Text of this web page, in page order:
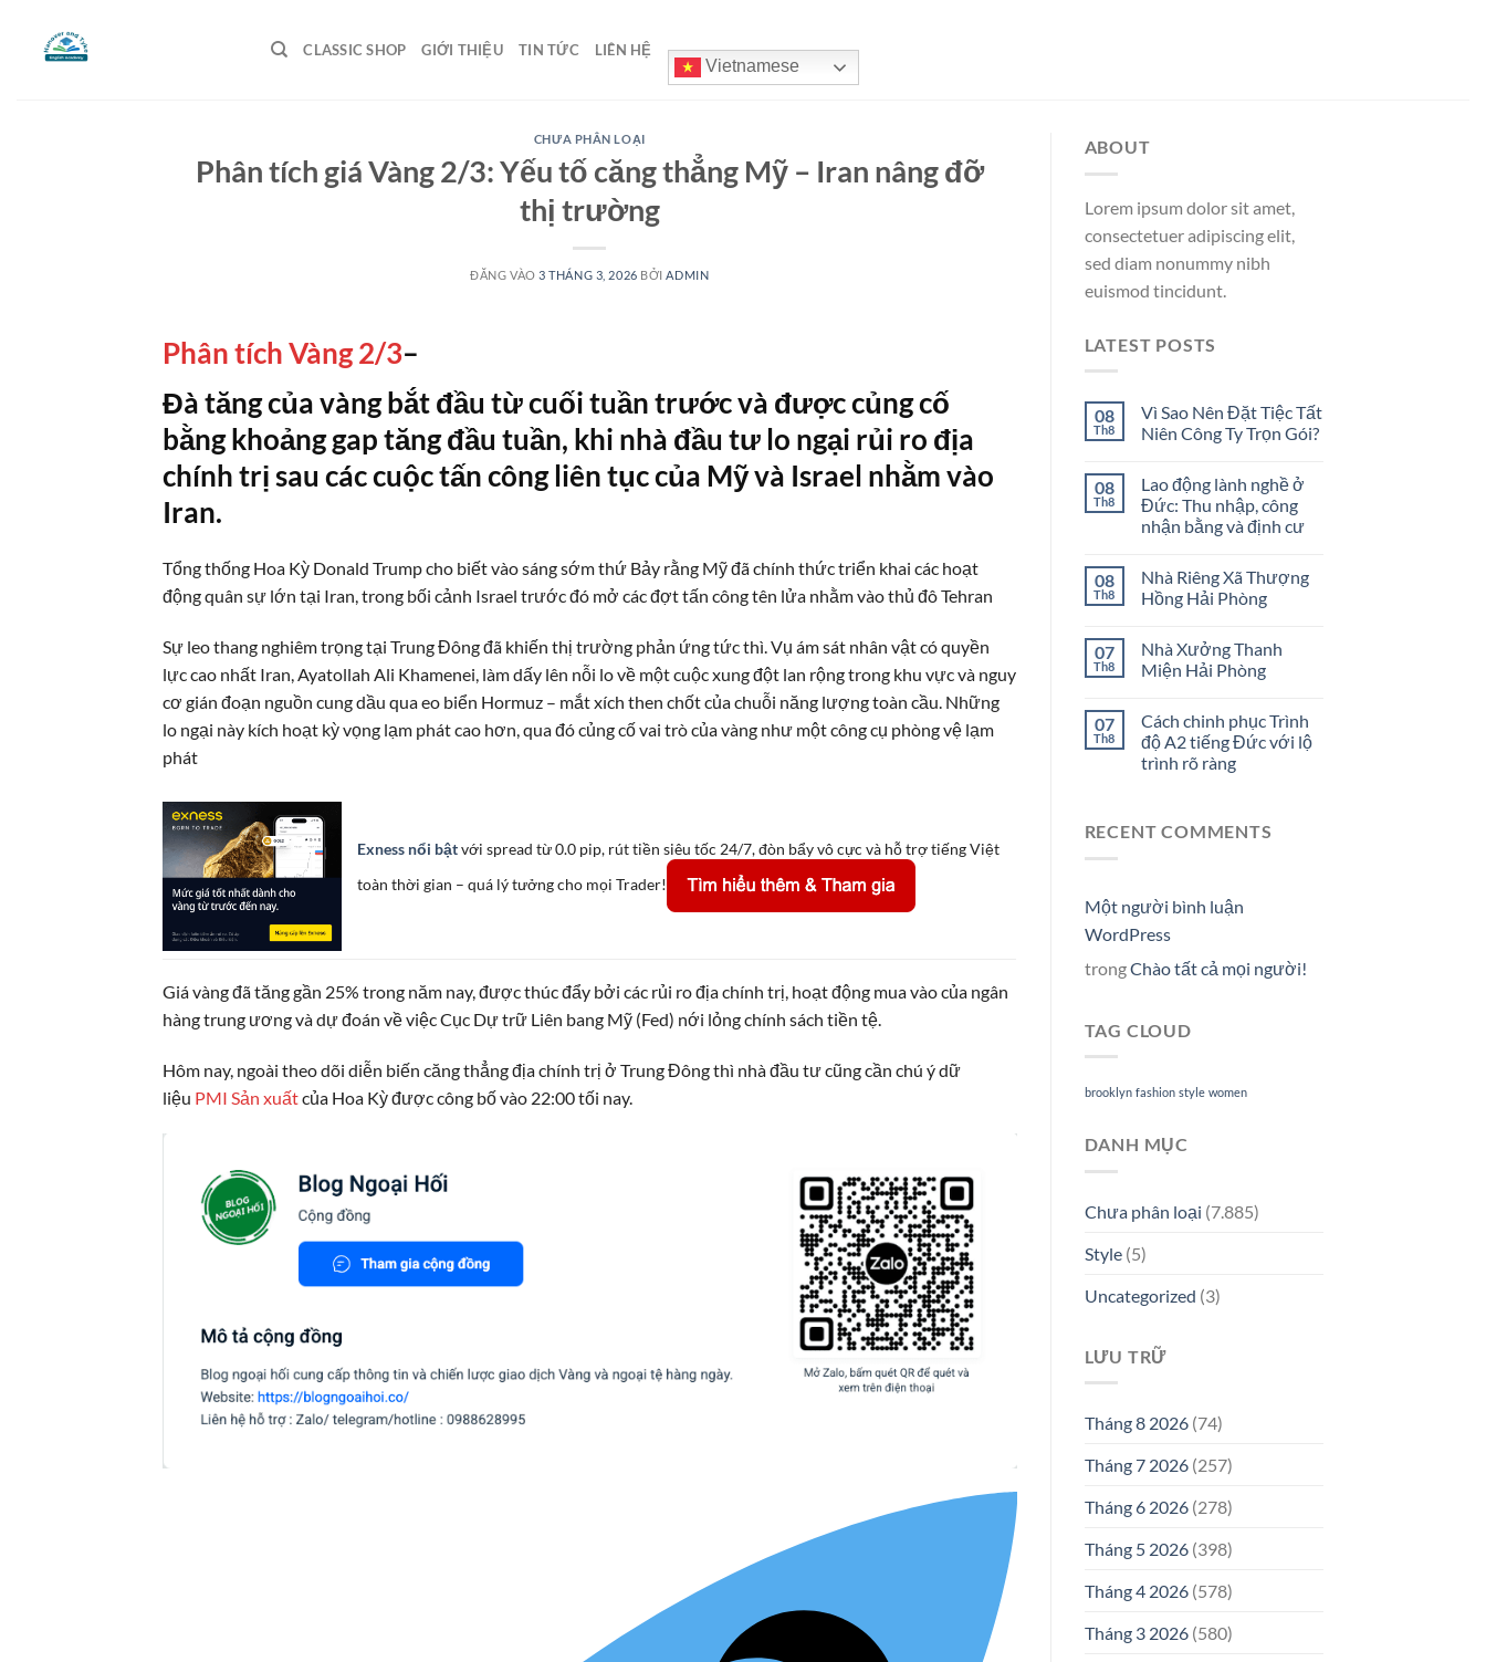
CLASSIC SHOP GIỚI THIỆU TIN TỨC LIÊN HỆ
Vietnamese
CHƯA PHÂN LOẠI
Phân tích giá Vàng 2/3: Yếu tố căng thẳng Mỹ – Iran nâng đỡ
thị trường
ĐĂNG VÀO 3 THÁNG 3, 2026 BỞI ADMIN
Phân tích Vàng 2/3–
Đà tăng của vàng bắt đầu từ cuối tuần trước và được củng cố
bằng khoảng gap tăng đầu tuần, khi nhà đầu tư lo ngại rủi ro địa
chính trị sau các cuộc tấn công liên tục của Mỹ và Israel nhằm vào
Iran.
Tổng thống Hoa Kỳ Donald Trump cho biết vào sáng sớm thứ Bảy rằng Mỹ đã chính thức triển khai các hoạt
động quân sự lớn tại Iran, trong bối cảnh Israel trước đó mở các đợt tấn công tên lửa nhằm vào thủ đô Tehran
Sự leo thang nghiêm trọng tại Trung Đông đã khiến thị trường phản ứng tức thì. Vụ ám sát nhân vật có quyền
lực cao nhất Iran, Ayatollah Ali Khamenei, làm dấy lên nỗi lo về một cuộc xung đột lan rộng trong khu vực và nguy
cơ gián đoạn nguồn cung dầu qua eo biển Hormuz – mắt xích then chốt của chuỗi năng lượng toàn cầu. Những
lo ngại này kích hoạt kỳ vọng lạm phát cao hơn, qua đó củng cố vai trò của vàng như một công cụ phòng vệ lạm
phát
Exness nổi bậtvới spread từ 0.0 pip, rút tiền siêu tốc 24/7, đòn bẩy vô cực và hỗ trợ tiếng Việt
toàn thời gian – quá lý tưởng cho mọi Trader!
Giá vàng đã tăng gần 25% trong năm nay, được thúc đẩy bởi các rủi ro địa chính trị, hoạt động mua vào của ngân
hàng trung ương và dự đoán về việc Cục Dự trữ Liên bang Mỹ (Fed) nới lỏng chính sách tiền tệ.
Hôm nay, ngoài theo dõi diễn biến căng thẳng địa chính trị ở Trung Đông thì nhà đầu tư cũng cần chú ý dữ
liệu PMI Sản xuấtcủa Hoa Kỳ được công bố vào 22:00 tối nay.
ABOUT
Lorem ipsum dolor sit amet,
consectetuer adipiscing elit,
sed diam nonummy nibh
euismod tincidunt.
LATEST POSTS
08
Th8
Vì Sao Nên Đặt Tiệc Tất
Niên Công Ty Trọn Gói?
08
Th8
Lao động lành nghề ở
Đức: Thu nhập, công
nhận bằng và định cư
08
Th8
Nhà Riêng Xã Thượng
Hồng Hải Phòng
07
Th8
Nhà Xưởng Thanh
Miện Hải Phòng
07
Th8
Cách chinh phục Trình
độ A2 tiếng Đức với lộ
trình rõ ràng
RECENT COMMENTS
Một người bình luận
WordPress
trongChào tất cả mọi người!
TAG CLOUD
brooklyn fashion style women
DANH MỤC
Chưa phân loại (7.885)
Style(5)
Uncategorized (3)
LƯU TRỮ
Tháng 8 2026(74)
Tháng 7 2026(257)
Tháng 6 2026(278)
Tháng 5 2026(398)
Tháng 4 2026(578)
Tháng 3 2026(580)